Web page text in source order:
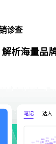
诊查
析海量品